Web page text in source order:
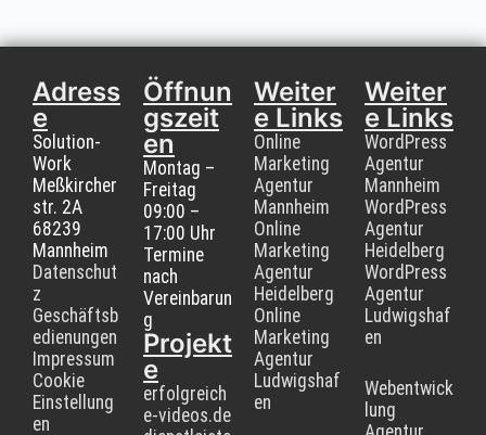
Adress
e
Solution-
Work
Meßkircher
str. 2A
68239
Mannheim
Datenschut
z
Geschäftsb
edienungen
Impressum
Cookie
Einstellung
en
Öffnun
gszeit
en
Montag –
Freitag
09:00 –
17:00 Uhr
Termine
nach
Vereinbarun
g
Projekt
e
erfolgreich
e-videos.de
Weiter
e Links
Online
Marketing
Agentur
Mannheim
Online
Marketing
Agentur
Heidelberg
Online
Marketing
Agentur
Ludwigshaf
en
Weiter
e Links
WordPress
Agentur
Mannheim
WordPress
Agentur
Heidelberg
WordPress
Agentur
Ludwigshaf
en
Webentwick
lung